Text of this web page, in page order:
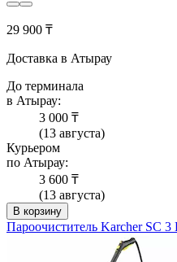
29 900 ₸
Доставка в Атырау
До терминала
в Атырау:
3 000 ₸
(13 августа)
Курьером
по Атырау:
3 600 ₸
(13 августа)
В корзину
Пароочиститель Karcher SC